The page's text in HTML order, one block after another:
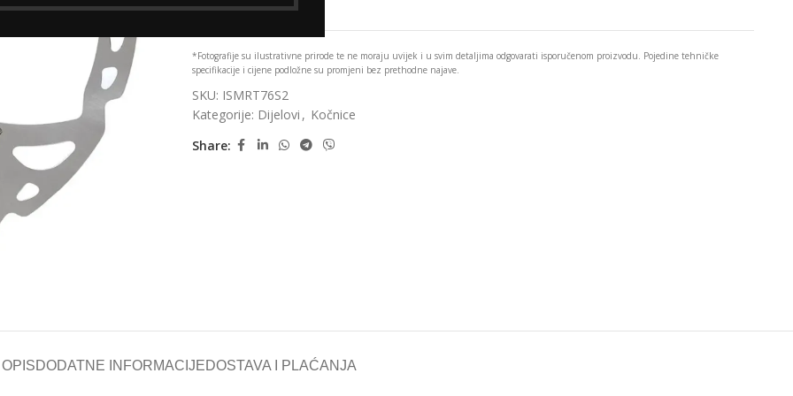
Add to wishlist
*Fotografije su ilustrativne prirode te ne moraju uvijek i u svim detaljima odgovarati isporučenom proizvodu. Pojedine tehničke
specifikacije i cijene podložne su promjeni bez prethodne najave.
SKU: ISMRT76S2
Kategorije: Dijelovi , Kočnice
Share:
OPISDODATNE INFORMACIJEDOSTAVA I PLAĆANJA